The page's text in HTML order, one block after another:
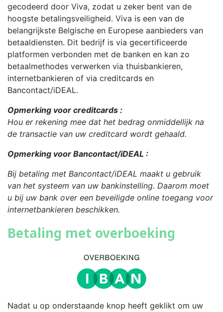
gecodeerd door Viva, zodat u zeker bent van de
hoogste betalingsveiligheid. Viva is een van de
belangrijkste Belgische en Europese aanbieders van
betaaldiensten. Dit bedrijf is via gecertificeerde
platformen verbonden met de banken en kan zo
betaalmethodes verwerken via thuisbankieren,
internetbankieren of via creditcards en
Bancontact/iDEAL.
Opmerking voor creditcards :
Hou er rekening mee dat het bedrag onmiddellijk na
de transactie van uw creditcard wordt gehaald.
Opmerking voor Bancontact/iDEAL :
Bij betaling met Bancontact/iDEAL maakt u gebruik
van het systeem van uw bankinstelling. Daarom moet
u bij uw bank over een beveiligde online toegang voor
internetbankieren beschikken.
Betaling met overboeking
Nadat u op onderstaande knop heeft geklikt om uw